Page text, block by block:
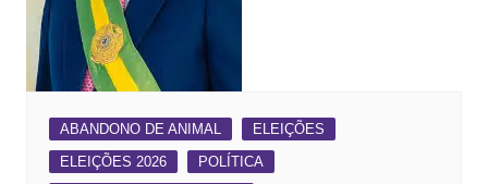
ABANDONO DE ANIMAL
ELEIÇÕES
ELEIÇÕES 2026
POLÍTICA